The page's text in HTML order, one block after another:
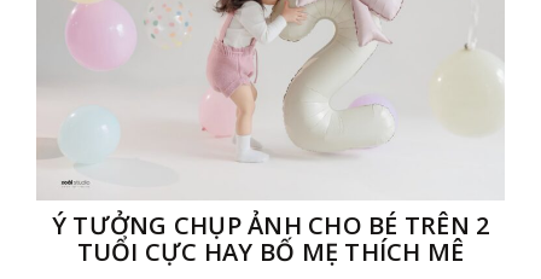
Ý TƯỞNG CHỤP ẢNH CHO BÉ TRÊN 2
TUỔI CỰC HAY BỐ MẸ THÍCH MÊ